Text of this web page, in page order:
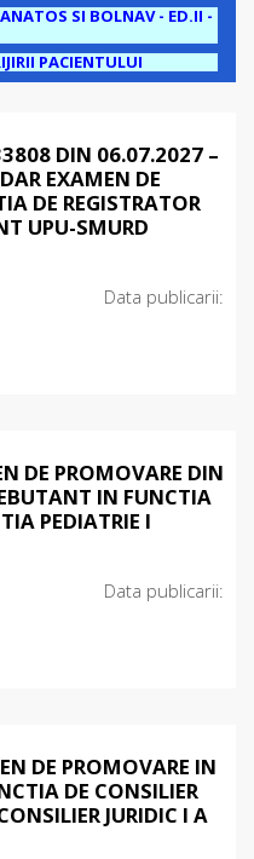
SI BOLNAV - ED.II -
PACIENTULUI
DIN 06.07.2027 –
EXAMEN DE
DE REGISTRATOR
UPU-SMURD
Data publicarii:
DE PROMOVARE DIN
IN FUNCTIA
PEDIATRIE I
Data publicarii:
DE PROMOVARE IN
DE CONSILIER
JURIDIC I A